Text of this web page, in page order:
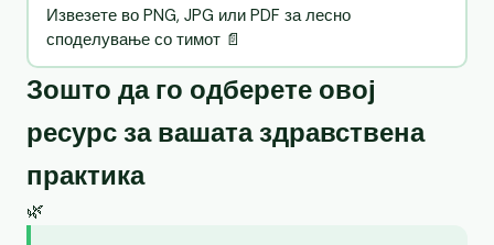
Извезете во PNG, JPG или PDF за лесно
споделување со тимот 📄
Зошто да го одберете овој
ресурс за вашата здравствена
практика
🌿